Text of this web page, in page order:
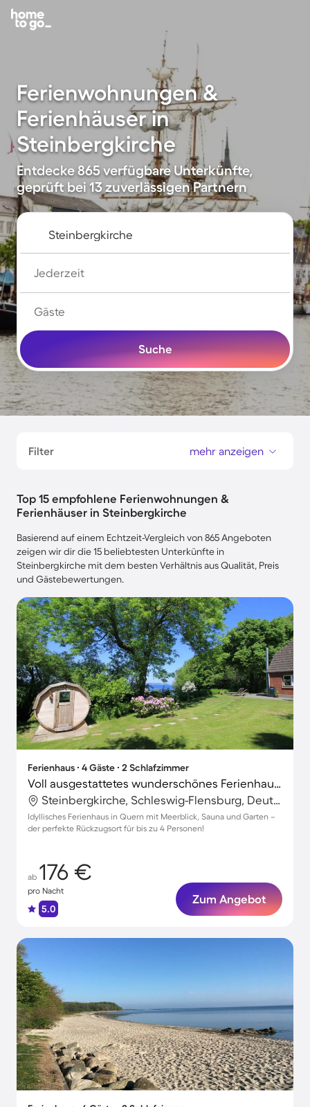
Ferienwohnungen &
Ferienhäuser in
Steinbergkirche
Entdecke 865 verfügbare Unterkünfte,
geprüft bei 13 zuverlässigen Partnern
Jederzeit
Gäste
Suche
Filter mehr anzeigen
Top 15 empfohlene Ferienwohnungen &
Ferienhäuser in Steinbergkirche
Basierend auf einem Echtzeit-Vergleich von 865 Angeboten
zeigen wir dir die 15 beliebtesten Unterkünfte in
Steinbergkirche mit dem besten Verhältnis aus Qualität, Preis
und Gästebewertungen.
Ferienhaus ∙ 4 Gäste ∙ 2 Schlafzimmer
Voll ausgestattetes wunderschönes Ferienhaus mit Terrasse, Grill und Sauna | Gartenblick | Neben dem Strand | Haustierfreundlich
Steinbergkirche, Schleswig-Flensburg, Deutschland
Idyllisches Ferienhaus in Quern mit Meerblick, Sauna und Garten –
der perfekte Rückzugsort für bis zu 4 Personen!
ab 176 €
pro Nacht
5.0
Zum Angebot